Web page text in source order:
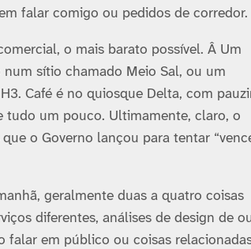
falar comigo ou pedidos de corredor.
o mais barato possí­vel. Â Um
sí­tio chamado Meio Sal, ou um
Café é no quiosque Delta, com
tudo um pouco. Ultimamente, claro, o
o Governo lançou para tentar
geralmente duas a quatro coisas
diferentes, análises de design de
falar em público ou coisas